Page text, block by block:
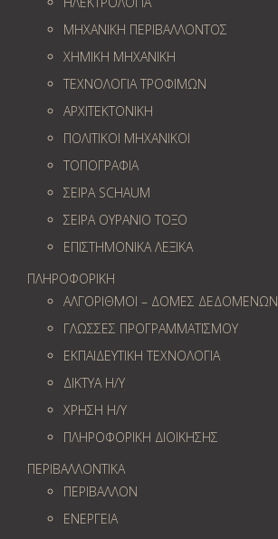
ΜΗΧΑΝΙΚΗ ΠΕΡΙΒΑΛΛΟΝΤΟΣ
ΧΗΜΙΚΗ ΜΗΧΑΝΙΚΗ
ΤΕΧΝΟΛΟΓΙΑ ΤΡΟΦΙΜΩΝ
ΑΡΧΙΤΕΚΤΟΝΙΚΗ
ΠΟΛΙΤΙΚΟΙ ΜΗΧΑΝΙΚΟΙ
ΤΟΠΟΓΡΑΦΙΑ
ΣΕΙΡΑ SCHAUM
ΣΕΙΡΑ ΟΥΡΑΝΙΟ ΤΟΞΟ
ΕΠΙΣΤΗΜΟΝΙΚΑ ΛΕΞΙΚΑ
ΠΛΗΡΟΦΟΡΙΚΗ
ΑΛΓΟΡΙΘΜΟΙ – ΔΟΜΕΣ ΔΕΔΟΜΕΝΩΝ
ΓΛΩΣΣΕΣ ΠΡΟΓΡΑΜΜΑΤΙΣΜΟΥ
ΕΚΠΑΙΔΕΥΤΙΚΗ ΤΕΧΝΟΛΟΓΙΑ
ΔΙΚΤΥΑ Η/Υ
ΧΡΗΣΗ Η/Υ
ΠΛΗΡΟΦΟΡΙΚΗ ΔΙΟΙΚΗΣΗΣ
ΠΕΡΙΒΑΛΛΟΝΤΙΚΑ
ΠΕΡΙΒΑΛΛΟΝ
ΕΝΕΡΓΕΙΑ